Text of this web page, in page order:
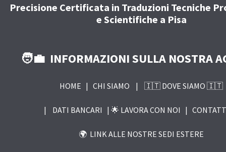
Precisione Certificata in Traduzioni Tecniche
e Scientifiche a Pisa
🧑‍💼 INFORMAZIONI SULLA NOSTRA
HOME | CHI SIAMO | 🇮🇹 DOVE SIAMO 🇮🇹
| DATI BANCARI | 🌟 LAVORA CON NOI |
🌍 LINK ALLE NOSTRE SEDI ESTERE